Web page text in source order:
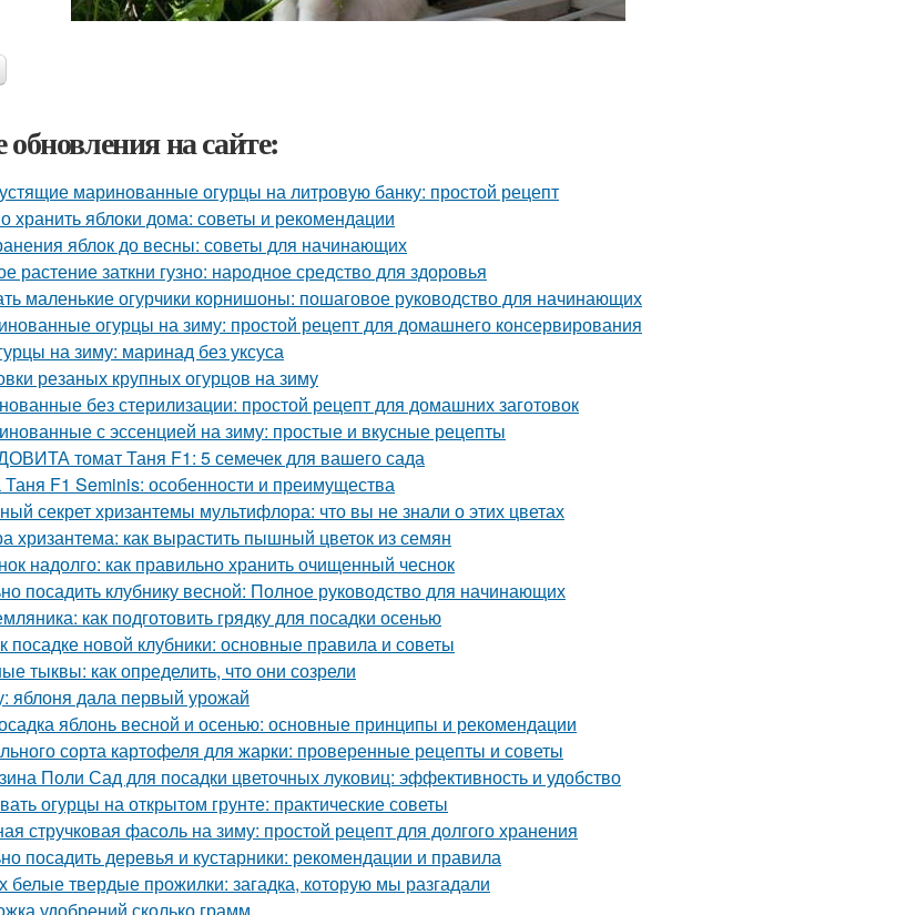
на сайте:
маринованные огурцы на литровую банку: простой рецепт
хранить яблоки дома: советы и рекомендации
яблок до весны: советы для начинающих
растение заткни гузно: народное средство для здоровья
маленькие огурчики корнишоны: пошаговое руководство для начинающих
огурцы на зиму: простой рецепт для домашнего консервирования
на зиму: маринад без уксуса
резаных крупных огурцов на зиму
без стерилизации: простой рецепт для домашних заготовок
с эссенцией на зиму: простые и вкусные рецепты
томат Таня F1: 5 семечек для вашего сада
Таня F1 Seminis: особенности и преимущества
секрет хризантемы мультифлора: что вы не знали о этих цветах
хризантема: как вырастить пышный цветок из семян
надолго: как правильно хранить очищенный чеснок
посадить клубнику весной: Полное руководство для начинающих
как подготовить грядку для посадки осенью
посадке новой клубники: основные правила и советы
тыквы: как определить, что они созрели
яблоня дала первый урожай
яблонь весной и осенью: основные принципы и рекомендации
сорта картофеля для жарки: проверенные рецепты и советы
Поли Сад для посадки цветочных луковиц: эффективность и удобство
огурцы на открытом грунте: практические советы
стручковая фасоль на зиму: простой рецепт для долгого хранения
посадить деревья и кустарники: рекомендации и правила
белые твердые прожилки: загадка, которую мы разгадали